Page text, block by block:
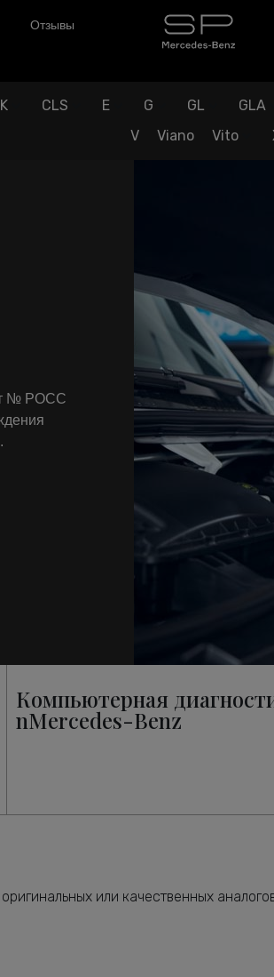
Отзывы
CLS E G GL GLA
V
Viano Vito
№ РОСС
Компьютерная
nMercedes-Benz
или качественных